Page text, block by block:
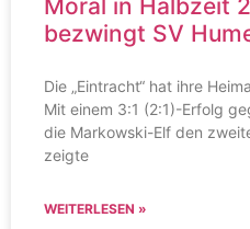
Moral in Halbzeit
bezwingt SV
Die „Eintracht“ hat ihre
Mit einem 3:1 (2:1)-Erfolg
die Markowski-Elf den
zeigte
WEITERLESEN »